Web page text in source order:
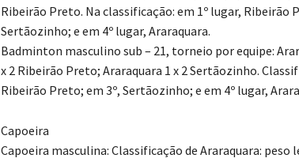
Ribeirão Preto. Na classificação: em 1º lugar, Ribeirão
Sertãozinho; e em 4º lugar, Araraquara.
Badminton masculino sub – 21, torneio por equipe:
x 2 Ribeirão Preto; Araraquara 1 x 2 Sertãozinho.
Ribeirão Preto; em 3º, Sertãozinho; e em 4º lugar,
Capoeira
Capoeira masculina: Classificação de Araraquara: peso